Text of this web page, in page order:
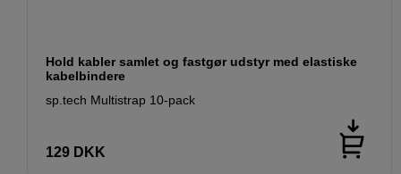
Hold kabler samlet og fastgør udstyr med elastiske
kabelbindere
sp.tech Multistrap 10-pack
129 DKK